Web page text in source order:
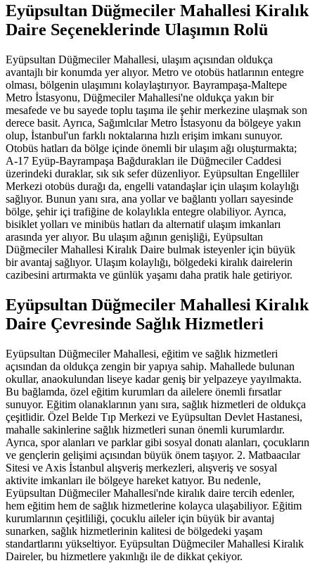
Eyüpsultan Düğmeciler Mahallesi Kiralık
Daire Seçeneklerinde Ulaşımın Rolü
Eyüpsultan Düğmeciler Mahallesi, ulaşım açısından oldukça
avantajlı bir konumda yer alıyor. Metro ve otobüs hatlarının entegre
olması, bölgenin ulaşımını kolaylaştırıyor. Bayrampaşa-Maltepe
Metro İstasyonu, Düğmeciler Mahallesi'ne oldukça yakın bir
mesafede ve bu sayede toplu taşıma ile şehir merkezine ulaşmak son
derece basit. Ayrıca, Sağımlcılar Metro İstasyonu da bölgeye yakın
olup, İstanbul'un farklı noktalarına hızlı erişim imkanı sunuyor.
Otobüs hatları da bölge içinde önemli bir ulaşım ağı oluşturmakta;
A-17 Eyüp-Bayrampaşa Bağdurakları ile Düğmeciler Caddesi
üzerindeki duraklar, sık sık sefer düzenliyor. Eyüpsultan Engelliler
Merkezi otobüs durağı da, engelli vatandaşlar için ulaşım kolaylığı
sağlıyor. Bunun yanı sıra, ana yollar ve bağlantı yolları sayesinde
bölge, şehir içi trafiğine de kolaylıkla entegre olabiliyor. Ayrıca,
bisiklet yolları ve minibüs hatları da alternatif ulaşım imkanları
arasında yer alıyor. Bu ulaşım ağının genişliği, Eyüpsultan
Düğmeciler Mahallesi Kiralık Daire bulmak isteyenler için büyük
bir avantaj sağlıyor. Ulaşım kolaylığı, bölgedeki kiralık dairelerin
cazibesini artırmakta ve günlük yaşamı daha pratik hale getiriyor.
Eyüpsultan Düğmeciler Mahallesi Kiralık
Daire Çevresinde Sağlık Hizmetleri
Eyüpsultan Düğmeciler Mahallesi, eğitim ve sağlık hizmetleri
açısından da oldukça zengin bir yapıya sahip. Mahallede bulunan
okullar, anaokulundan liseye kadar geniş bir yelpazeye yayılmakta.
Bu bağlamda, özel eğitim kurumları da ailelere önemli fırsatlar
sunuyor. Eğitim olanaklarının yanı sıra, sağlık hizmetleri de oldukça
çeşitlidir. Özel Belde Tıp Merkezi ve Eyüpsultan Devlet Hastanesi,
mahalle sakinlerine sağlık hizmetleri sunan önemli kurumlardır.
Ayrıca, spor alanları ve parklar gibi sosyal donatı alanları, çocukların
ve gençlerin gelişimi açısından büyük önem taşıyor. 2. Matbaacılar
Sitesi ve Axis İstanbul alışveriş merkezleri, alışveriş ve sosyal
aktivite imkanları ile bölgeye hareket katıyor. Bu nedenle,
Eyüpsultan Düğmeciler Mahallesi'nde kiralık daire tercih edenler,
hem eğitim hem de sağlık hizmetlerine kolayca ulaşabiliyor. Eğitim
kurumlarının çeşitliliği, çocuklu aileler için büyük bir avantaj
sunarken, sağlık hizmetlerinin kalitesi de bölgedeki yaşam
standartlarını yükseltiyor. Eyüpsultan Düğmeciler Mahallesi Kiralık
Daireler, bu hizmetlere yakınlığı ile de dikkat çekiyor.